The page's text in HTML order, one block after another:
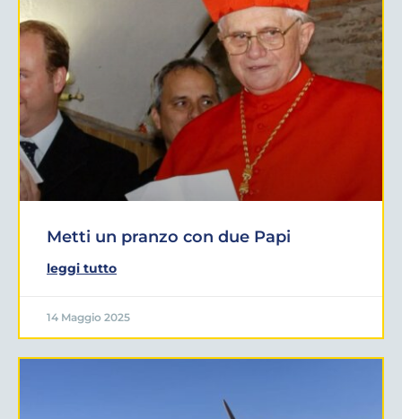
Metti un pranzo con due Papi
leggi tutto
14 Maggio 2025